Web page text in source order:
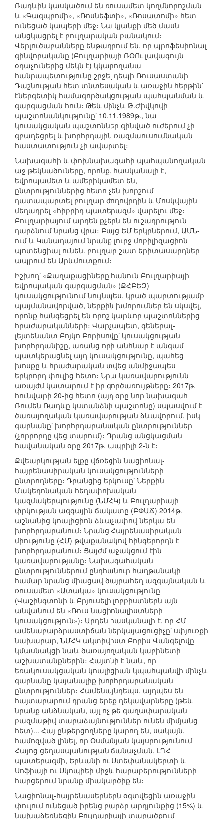
Ռադևին կասկածում են ռուսամետ կողմնորոշման
և «Գազպրոմի», «Ռոսնեֆտի», «Ռոսատոմի» հետ
ունեցած կապերի մեջ։ Նա կյանքի մեծ մասն
անցկացրել է բուլղարական բանակում։
Վերլուծաբանները ենթադրում են, որ պրոֆեսիոնալ
զինվորականը (Բուլղարիայի ՌՕՈւ լավագույն
օդաչուներից մեկն է) կկարողանա
հանրապետությունը շրջել դեպի Ռուսաստանի
Դաշնության հետ տնտեսական և առաջին հերթին՝
էներգետիկ համագործակցության պահպանման և
զարգացման հուն։ Թեև մինչև Թ.Ժիվկովի
պաշտոնանկությունը՝ 10.11.1989թ., նա
կուսակցական պաշտոններ զինված ուժերում չի
զբաղեցրել և խորհրդային ռազմաուսումնական
հաստատություն չի ավարտել։
Նախագահի և փոխնախագահի պահպանողական
աջ թեկնածուները, որոնք, հասկանալի է,
եվրոպամետ և ամերիկամետ են,
ընտրություններից հետո չեն խորշում
դատապարտել բուլղար ժողովրդին և Մոսկվային
մեղադրել «հիբրիդ պատերազմ» վարելու մեջ։
Բուլղարիայում արդեն քչերն են ուշադրություն
դարձնում նրանց վրա։ Բայց ԵՄ երկրներում, ԱՄՆ-
ում և Կանադայում նրանք լուրջ մոբիլիզացիոն
պոտենցիալ ունեն. բուլղար շատ երիտասարդներ
ապրում են Արևմուտքում։
Իշխող՝ «Քաղաքացիները հանուն Բուլղարիայի
եվրոպական զարգացման» (ՔՀԲԵԶ)
կուսակցությունում նույնպես, կրած պարտությամբ
պայմանավորված, ներքին խմորումներ են սկսվել,
որոնք հանգեցրել են որոշ կարևոր պաշտոններից
հրաժարականների։ Վարչապետ, գեներալ-
լեյտենանտ Բոյկո Բորիսովը՝ կուսակցության
խորհրդանիշը, առանց որի անհնար է անգամ
պատկերացնել այդ կուսակցությունը, պահեց
խոսքը և հրաժարական տվեց անմիջապես
երկրորդ փուլից հետո։ Նրա կառավարությունն
առայժմ կատարում է իր գործառույթները։ 2017թ.
հունվարի 20-ից հետո (այդ օրը նոր նախագահ
Ռումեն Ռադևը կստանձնի պաշտոնը) սպասվում է
ծառայողական կառավարության ձևավորում, իսկ
գարնանը՝ խորհրդարանական ընտրություններ
(չորրորդը վեց տարում)։ Դրանց անցկացման
հավանական օրը 2017թ. ապրիլի 2-ն է։
Քվեարկության ելքը վճռեցին նացիոնալ-
հայրենասիրական կուսակցությունների
ընտրողները։ Դրանցից երկուսը՝ Ներքին
Մակեդոնական հեղափոխական
կազմակերպությունը (ՆՄՀԿ) և Բուլղարիայի
փրկության ազգային ճակատը (ԲՓԱՃ) 2014թ.
աշնանից կոալիցիոն ձևաչափով ներկա են
խորհրդարանում։ Նրանց Հայրենասիրական
միությունը (ՀՄ) թվաքանակով հինգերորդն է
խորհրդարանում։ Ցայժմ աջակցում էին
կառավարությանը։ Նախագահական
ընտրություններում ընդհանուր հաղթանակի
համար նրանց միացավ ծայրահեղ ազգայնական և
ռուսամետ «Ատակա» կուսակցությունը
(Վաշինգտոնի և Բրյուսելի լոբբիստներն այն
անվանում են «Ռուս նացիոնալիստների
կուսակցություն»)։ Արդեն հասկանալի է, որ ՀՄ
ամենաբարձրաստիճան ներկայացուցիչը՝ սփյուռքի
նախարար, ՆՄՀԿ ակտիվիստ Բորիս Վանգելովը
կմասնակցի նաև ծառայողական կաբինետի
աշխատանքներին։ Հայտնի է նաև, որ
եռակուսակցական կոալիցիան կպահպանվի մինչև
գարնանը կայանալիք խորհրդարանական
ընտրություններ։ Համենայնդեպս, այդպես են
հայտարարում դրանց երեք ղեկավարները (թեև
նրանք անձնական, այլ ոչ թե գաղափարական
բազմաթիվ տարաձայնություններ ունեն միմյանց
հետ)... Հայ ընթերցողները կարող են, սակայն,
համոզված լինել, որ Օսմանյան կայսրությունում
Հայոց ցեղասպանության ճանաչման, ԼՂՀ
պատերազմի, Երևանի ու Ստեփանակերտի և
Սոֆիայի ու Սկոպիեի միջև հարաբերությունների
հարցերում նրանք միակարծիք են։
Նացիոնալ-հայրենասերներն օգտվեցին առաջին
փուլում ունեցած իրենց բարձր արդյունքից (15%) և
նախաձեռնեցին Բուլղարիայի տարածքում